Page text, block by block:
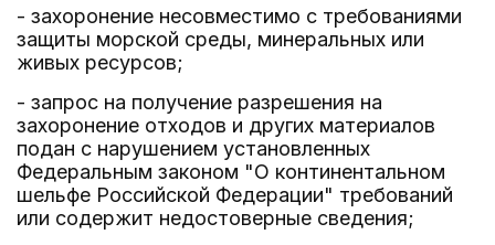
- захоронение несовместимо с требованиями
защиты морской среды, минеральных или
живых ресурсов;
- запрос на получение разрешения на
захоронение отходов и других материалов
подан с нарушением установленных
Федеральным законом "О континентальном
шельфе Российской Федерации" требований
или содержит недостоверные сведения;